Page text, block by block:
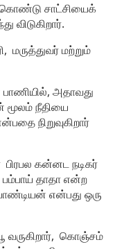
சாட்சியைக்
விடுகிறார்.
மருத்துவர் மற்றும்
அதாவது
மூலம் நீதியை
நிறுவுகிறார்
கன்னட நடிகர்
தாதா என்ற
என்பது ஒரு
வருகிறார், கொஞ்சம்